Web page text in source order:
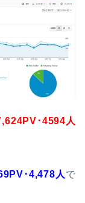
･4594人
･4,478人 で